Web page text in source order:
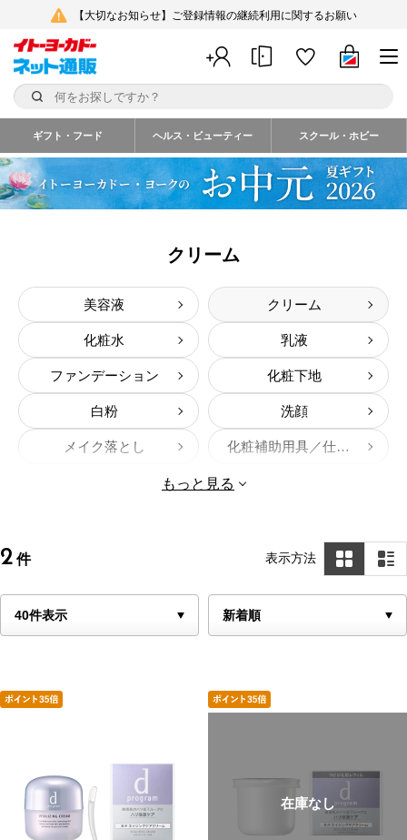
【大切なお知らせ】ご登録情報の継続利用に関するお願い
ギフト・フード ヘルス・ビューティー スクール・ホビー
クリーム
美容液 クリーム
化粧水 乳液
ファンデーション 化粧下地
白粉 洗顔
メイク落とし 化粧補助用具／仕上げ
もっと見る
2 件 表示方法
在庫なし